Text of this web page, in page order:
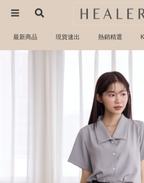
最新商品 現貨速出 熱銷精選